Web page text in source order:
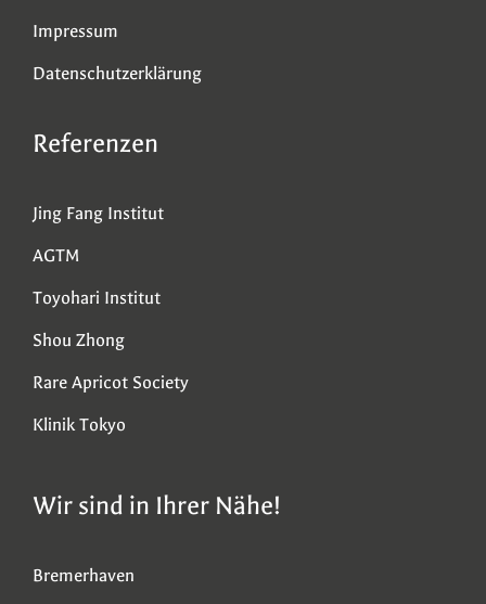
Impressum
Datenschutzerklärung
Referenzen
Jing Fang Institut
AGTM
Toyohari Institut
Shou Zhong
Rare Apricot Society
Klinik Tokyo
Wir sind in Ihrer Nähe!
Bremerhaven